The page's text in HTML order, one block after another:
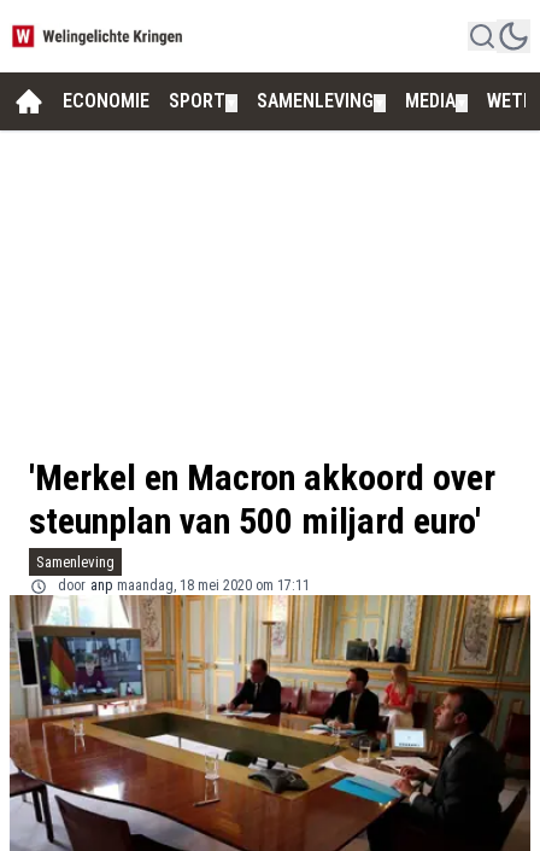
ECONOMIE SPORT SAMENLEVING MEDIA
'Merkel en Macron akkoord over
steunplan van 500 miljard euro'
Samenleving
door anp maandag, 18 mei 2020 om 17:11